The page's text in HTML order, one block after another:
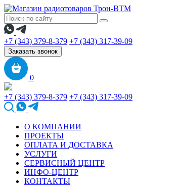
+7 (343) 379-8-379 +7 (343) 317-39-09
Заказать звонок
0
+7 (343) 379-8-379 +7 (343) 317-39-09
О КОМПАНИИ
ПРОЕКТЫ
ОПЛАТА И ДОСТАВКА
УСЛУГИ
СЕРВИСНЫЙ ЦЕНТР
ИНФО-ЦЕНТР
КОНТАКТЫ